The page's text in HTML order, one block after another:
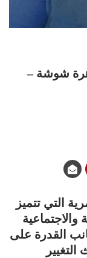
شوشة –
التي تتميز
والاجتماعية
القدرة على